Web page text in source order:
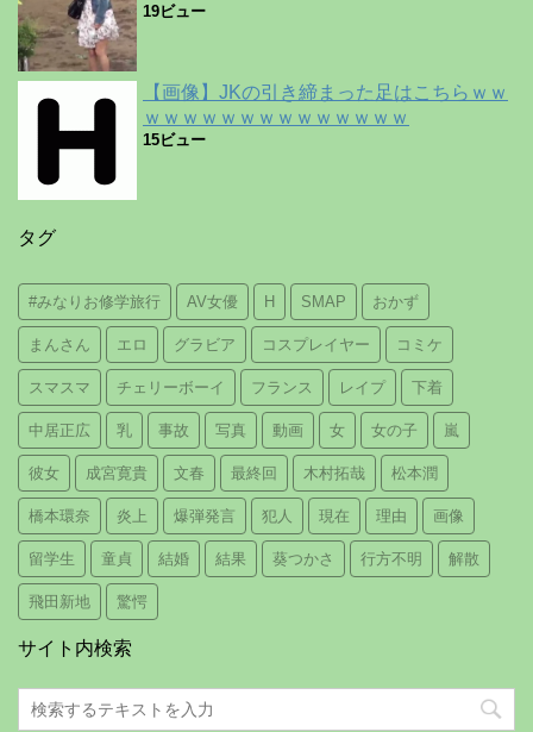
19ビュー
【画像】JKの引き締まった足はこちらｗｗ
ｗｗｗｗｗｗｗｗｗｗｗｗｗｗ
15ビュー
タグ
#みなりお修学旅行 AV女優 H SMAP おかず
まんさん エロ グラビア コスプレイヤー コミケ
スマスマ チェリーボーイ フランス レイプ 下着
中居正広 乳 事故 写真 動画 女 女の子 嵐
彼女 成宮寛貴 文春 最終回 木村拓哉 松本潤
橋本環奈 炎上 爆弾発言 犯人 現在 理由 画像
留学生 童貞 結婚 結果 葵つかさ 行方不明 解散
飛田新地 驚愕
サイト内検索